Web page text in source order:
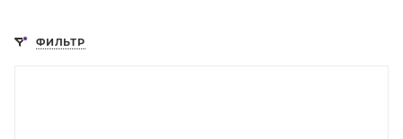
ФИЛЬТР